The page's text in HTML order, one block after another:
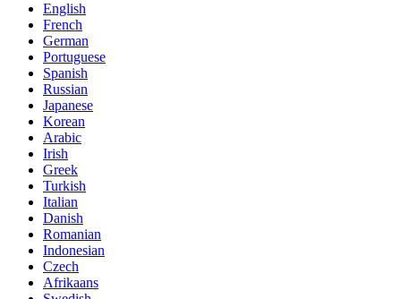
English
French
German
Portuguese
Spanish
Russian
Japanese
Korean
Arabic
Irish
Greek
Turkish
Italian
Danish
Romanian
Indonesian
Czech
Afrikaans